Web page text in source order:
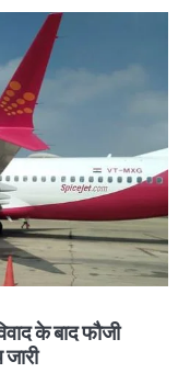
के बाद फौजी